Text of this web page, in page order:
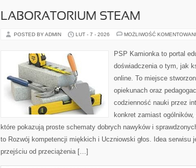
LABORATORIUM STEAM
POSTED BY ADMIN LUT - 7 - 2026 MOŻLIWOŚĆ
PSP Kamionka to portal
doświadczenia o tym, jak
online. To miejsce
opiekunach oraz
codzienność nauki przez
konkret zamiast
które pokazują proste schematy dobrych nawyków i
to Rozwój kompetencji miękkich i Uczniowski głos. Idea serwisu
przejściu od przeciążenia […]